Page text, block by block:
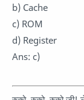
b) Cache
c) ROM
d) Register
Ans: c)